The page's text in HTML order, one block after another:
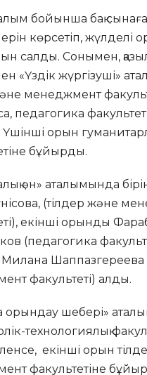
бойынша бақ
көрсетіп, жүлделі
салды. Сонымен,
«Үздік жүргізуші»
менеджмент
педагогика
Үшінші орын
бұйырды.
ән» аталымында
(тілдер және
екінші орынды
(педагогика
Шаппазгереева
факультеті) алды.
орындау шебері»
технологиялық
екінші орын
факультетіне